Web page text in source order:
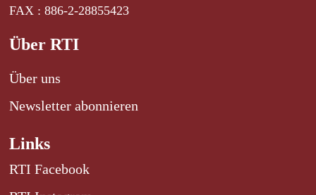
FAX : 886-2-28855423
Über RTI
Über uns
Newsletter abonnieren
Links
RTI Facebook